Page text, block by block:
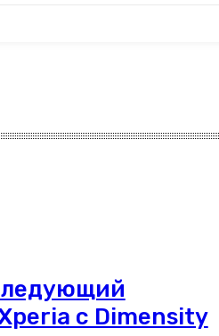
с Dimensity